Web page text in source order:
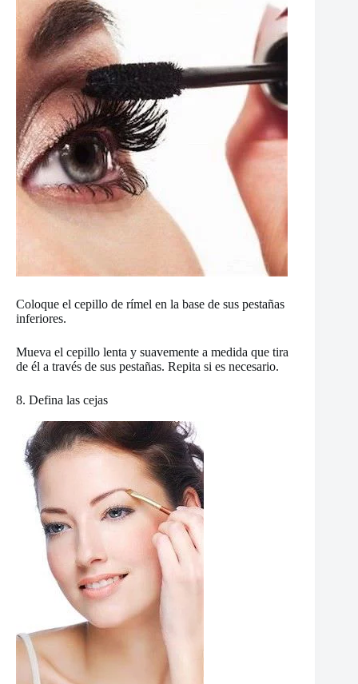
Coloque el cepillo de rímel en la base de sus pestañas
inferiores.
Mueva el cepillo lenta y suavemente a medida que tira
de él a través de sus pestañas. Repita si es necesario.
8. Defina las cejas